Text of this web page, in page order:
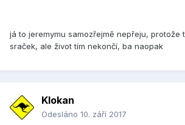
já to jeremymu samozřejmě nepřeju, protože
sraček, ale život tím nekončí, ba naopak
Klokan
Odesláno 10. září 2017